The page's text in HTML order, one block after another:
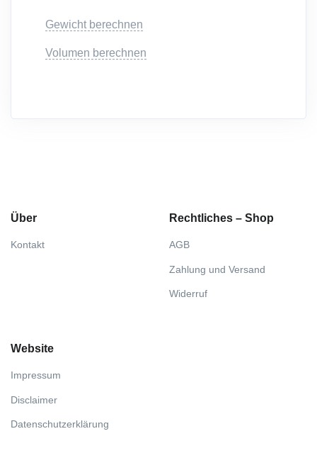
Gewicht berechnen
Volumen berechnen
Über
Kontakt
Rechtliches – Shop
AGB
Zahlung und Versand
Widerruf
Website
Impressum
Disclaimer
Datenschutzerklärung